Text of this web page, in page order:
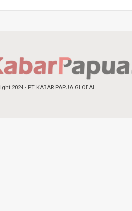
2024 - PT KABAR PAPUA GLOBAL